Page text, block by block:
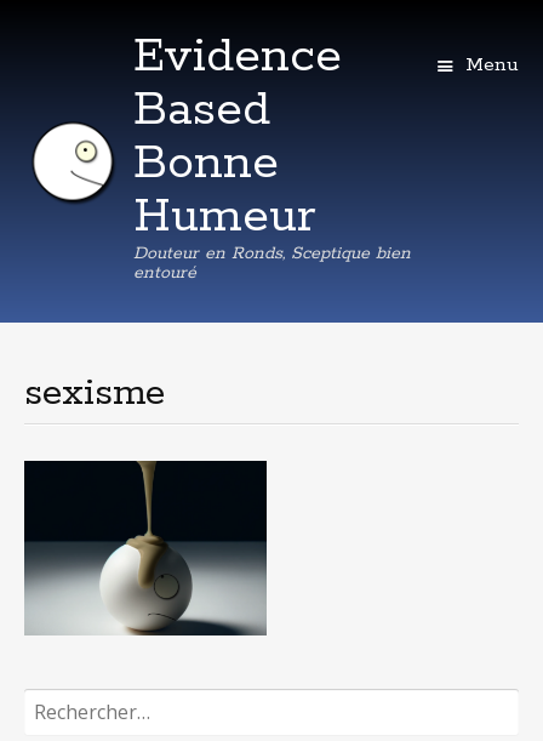
Evidence
Based
Bonne
Humeur
Douteur en Ronds, Sceptique bien
entouré
Menu
principal
sexisme
Rechercher :